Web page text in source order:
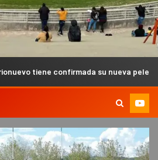
confirmada su nueva pelea de MMA Pro